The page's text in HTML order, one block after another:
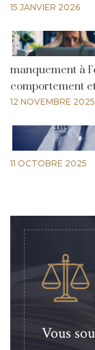
15 JANVIER 2026
manquement à
comportement
12 NOVEMBRE 2025
11 OCTOBRE 2025
Vous